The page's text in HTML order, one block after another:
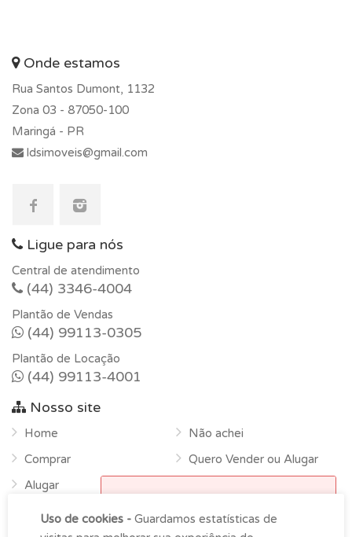
Onde estamos
Rua Santos Dumont, 1132
Zona 03 - 87050-100
Maringá - PR
ldsimoveis@gmail.com
Ligue para nós
Central de atendimento
(44) 3346-4004
Plantão de Vendas
(44) 99113-0305
Plantão de Locação
(44) 99113-4001
Nosso site
Home
Comprar
Alugar
Sobre
Não achei
Quero Vender ou Alugar
Uso de cookies - Guardamos estatísticas de